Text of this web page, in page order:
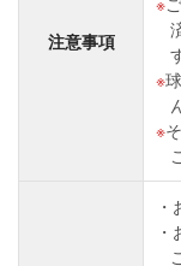
注意事項